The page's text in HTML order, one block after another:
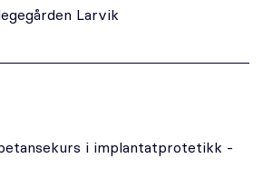
– Oslo Endodontisenter
Larvik
i implantatprotetikk -